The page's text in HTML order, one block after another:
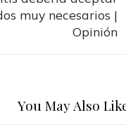
muy necesarios |
Opinión
You May Also